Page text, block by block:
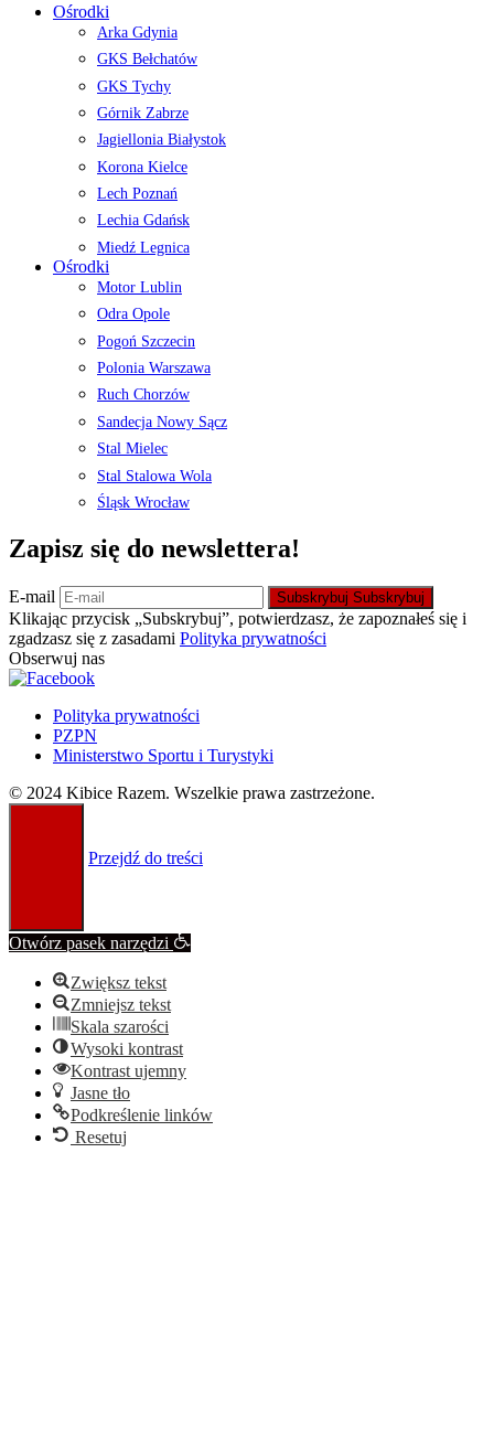
Ośrodki
Arka Gdynia
GKS Bełchatów
GKS Tychy
Górnik Zabrze
Jagiellonia Białystok
Korona Kielce
Lech Poznań
Lechia Gdańsk
Miedź Legnica
Ośrodki
Motor Lublin
Odra Opole
Pogoń Szczecin
Polonia Warszawa
Ruch Chorzów
Sandecja Nowy Sącz
Stal Mielec
Stal Stalowa Wola
Śląsk Wrocław
Zapisz się do newslettera!
E-mail Subskrybuj Subskrybuj
Klikając przycisk „Subskrybuj”, potwierdzasz, że zapoznałeś się i
zgadzasz się z zasadami Polityka prywatności
Obserwuj nas
Polityka prywatności
PZPN
Ministerstwo Sportu i Turystyki
© 2024 Kibice Razem. Wszelkie prawa zastrzeżone.
Przejdź do treści
Otwórz pasek narzędzi
Zwiększ tekst
Zmniejsz tekst
Skala szarości
Wysoki kontrast
Kontrast ujemny
Jasne tło
Podkreślenie linków
Resetuj